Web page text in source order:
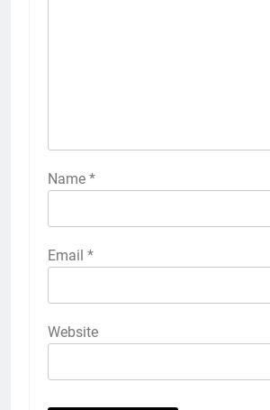
Name *
Email *
Website